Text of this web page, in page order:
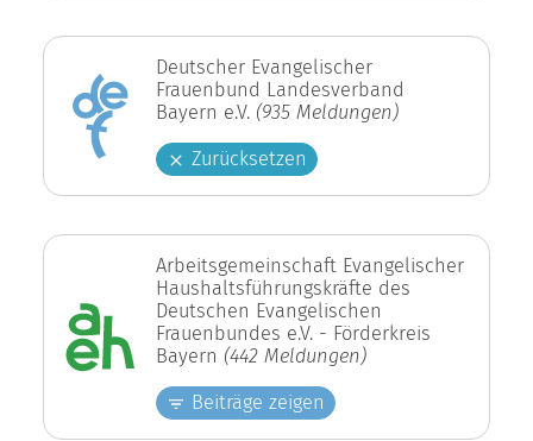
Deutscher Evangelischer
Frauenbund Landesverband
Bayern e.V. (935 Meldungen)
Zurücksetzen
Arbeitsgemeinschaft Evangelischer
Haushaltsführungskräfte des
Deutschen Evangelischen
Frauenbundes e.V. - Förderkreis
Bayern (442 Meldungen)
Beiträge zeigen